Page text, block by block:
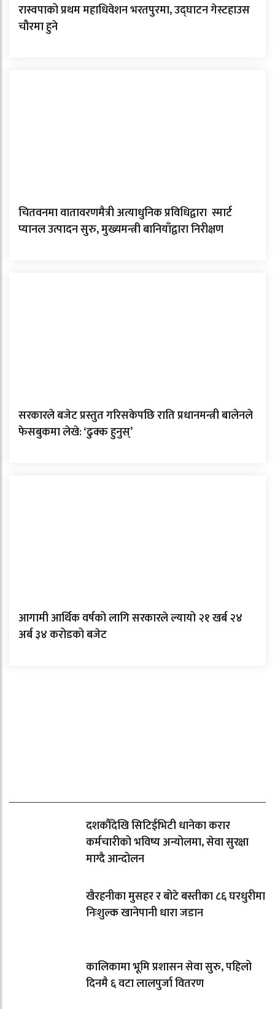
रास्वपाको प्रथम महाधिवेशन भरतपुरमा, उद्घाटन गेस्टहाउस
चौरमा हुने
चितवनमा वातावरणमैत्री अत्याधुनिक प्रविधिद्वारा स्मार्ट
प्यानल उत्पादन सुरु, मुख्यमन्त्री बानियाँद्वारा निरीक्षण
सरकारले बजेट प्रस्तुत गरिसकेपछि राति प्रधानमन्त्री बालेनले
फेसबुकमा लेखे: ‘ढुक्क हुनुस्’
आगामी आर्थिक वर्षको लागि सरकारले ल्यायो २१ खर्ब २४
अर्ब ३४ करोडको बजेट
दशकौँदेखि सिटिईभिटी धानेका करार
कर्मचारीको भविष्य अन्योलमा, सेवा सुरक्षा
माग्दै आन्दोलन
खैरहनीका मुसहर र बोटे बस्तीका ८६ घरधुरीमा
निःशुल्क खानेपानी धारा जडान
कालिकामा भूमि प्रशासन सेवा सुरु, पहिलो
दिनमै ६ वटा लालपुर्जा वितरण